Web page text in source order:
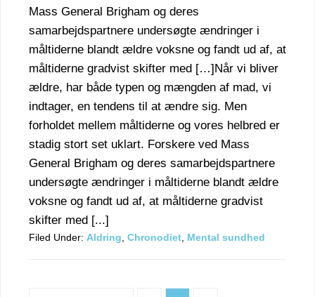
Mass General Brigham og deres
samarbejdspartnere undersøgte ændringer i
måltiderne blandt ældre voksne og fandt ud af, at
måltiderne gradvist skifter med […]Når vi bliver
ældre, har både typen og mængden af mad, vi
indtager, en tendens til at ændre sig. Men
forholdet mellem måltiderne og vores helbred er
stadig stort set uklart. Forskere ved Mass
General Brigham og deres samarbejdspartnere
undersøgte ændringer i måltiderne blandt ældre
voksne og fandt ud af, at måltiderne gradvist
skifter med [...]
Filed Under: Aldring Chronodiet Mental sundhed